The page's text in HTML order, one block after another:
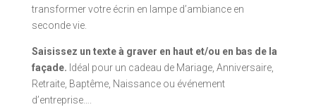
transformer votre écrin en lampe d’ambiance en
seconde vie.
Saisissez un texte à graver en haut et/ou en bas de la
façade. Idéal pour un cadeau de Mariage, Anniversaire,
Retraite, Baptême, Naissance ou événement
d’entreprise….